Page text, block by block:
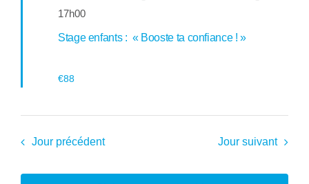
février
2025Stage enfants : « Booste ta confiance ! »
en
17h00
€88
Jour précédent Jour suivant